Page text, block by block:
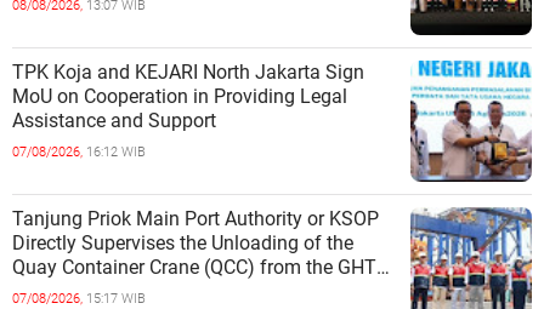
08/08/2026, 13:07 WIB
TPK Koja and KEJARI North Jakarta Sign
MoU on Cooperation in Providing Legal
Assistance and Support
07/08/2026, 16:12 WIB
Tanjung Priok Main Port Authority or KSOP
Directly Supervises the Unloading of the
Quay Container Crane (QCC) from the GHT
Marimas Ship at the North J
07/08/2026, 15:17 WIB